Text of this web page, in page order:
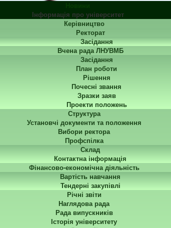
Інформація про університет
Керівництво
Ректорат
Засідання
Вчена рада ЛНУВМБ
Засідання
План роботи
Рішення
Почесні звання
Зразки заяв
Проекти положень
Структура
Установчі документи та положення
Вибори ректора
Профспілка
Склад
Контактна інформація
Фінансово-економічна діяльність
Вартість навчання
Тендерні закупівлі
Річні звіти
Наглядова рада
Рада випускників
Історія університету